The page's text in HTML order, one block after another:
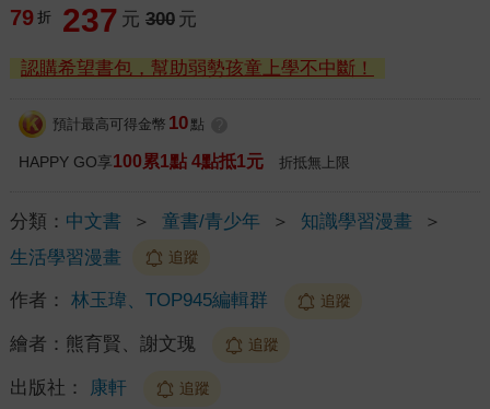
79 折 237 元 300 元
認購希望書包，幫助弱勢孩童上學不中斷！
預計最高可得金幣 10 點
HAPPY GO享100累1點 4點抵1元 折抵無上限
分類： 中文書 ＞ 童書/青少年 ＞ 知識學習漫畫
＞
生活學習漫畫
追蹤
作者： 林玉瑋、TOP945編輯群 追蹤
繪者： 熊育賢、謝文瑰 追蹤
出版社： 康軒 追蹤